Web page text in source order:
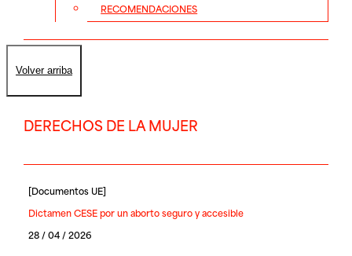
RECOMENDACIONES
Volver arriba
DERECHOS DE LA MUJER
[Documentos UE]
Dictamen CESE por un aborto seguro y accesible
28 / 04 / 2026